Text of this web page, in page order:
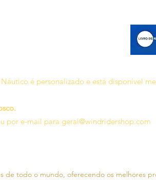
é personalizado e está disponível
por e-mail para geral@windridershop.com
de todo o mundo, oferecendo os melhores